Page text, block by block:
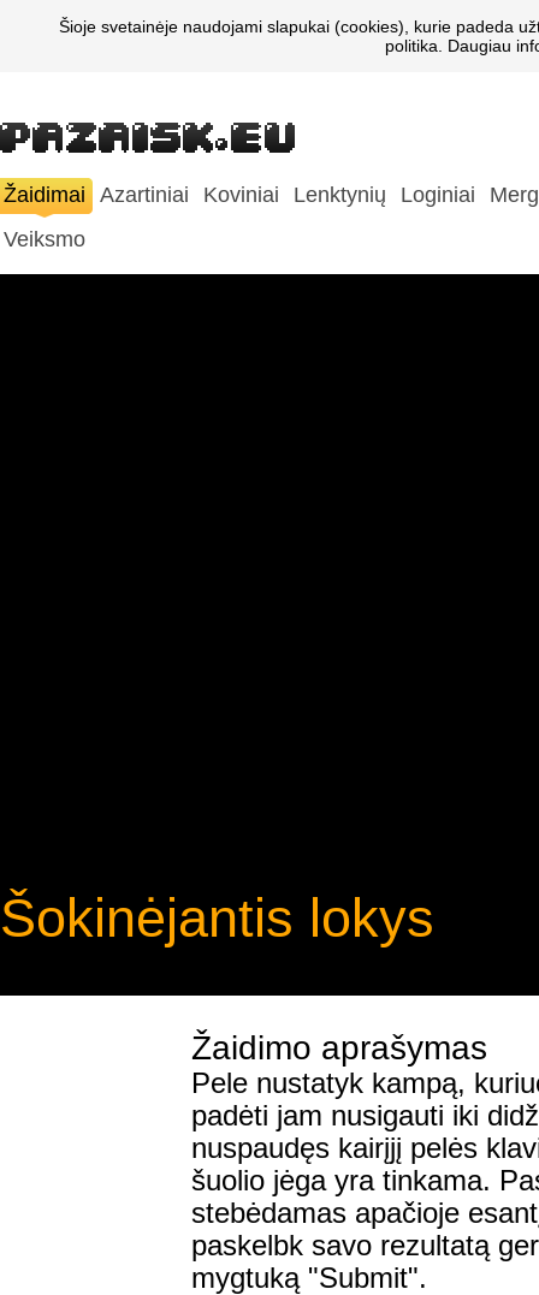
Šioje svetainėje naudojami slapukai (cookies), kurie padeda
politika. Daugiau
Žaidimai Azartiniai Koviniai Lenktynių Loginiai
Veiksmo
Šokinėjantis lokys
Žaidimo aprašymas
Pele nustatyk kampą,
padėti jam nusigauti iki
nuspaudęs kairįjį pelės
šuolio jėga yra tinkama.
stebėdamas apačioje
paskelbk savo rezultatą
mygtuką "Submit".